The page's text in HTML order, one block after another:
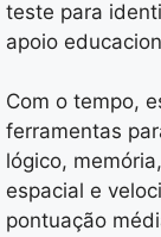
teste para
apoio
Com o tempo,
ferramentas
lógico,
espacial e
pontuação